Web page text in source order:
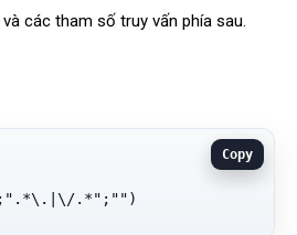
các tham số truy vấn phía sau.
.*";"")
Copy